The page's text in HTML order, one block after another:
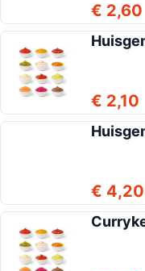
€ 2,60
€ 2,10
€ 4,20